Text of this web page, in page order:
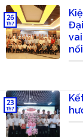
26
Th7
23
Th7